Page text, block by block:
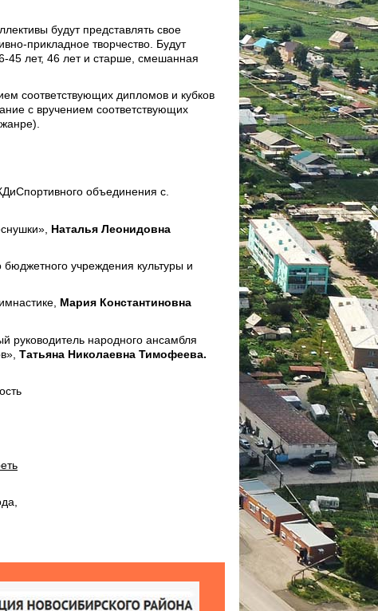
будут представлять свое
прикладное творчество. Будут
45 лет, 46 лет и старше, смешанная
соответствующих дипломов и кубков
с вручением соответствующих
объединения с.
Наталья Леонидовна
бюджетного учреждения культуры и
Мария Константиновна
руководитель народного ансамбля
Татьяна Николаевна Тимофеева.